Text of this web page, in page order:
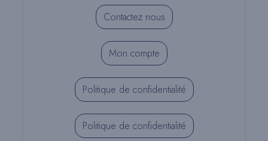
Contactez nous
Mon compte
Politique de confidentialité
Politique de confidentialité